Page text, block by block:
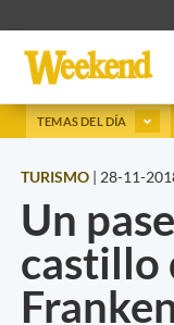
TEMAS DEL DÍA
TURISMO | 28-11-
Un
castillo